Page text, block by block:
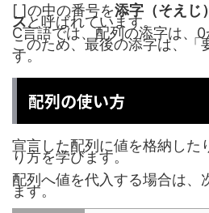
[ ]の中の番号を添字（そえじ）
スと呼ばれています。
C言語では、配列の添字は、0
このため、最後の添字は、「
す。
配列の使い方
宣言した配列に値を格納した
り方を学びます。
配列へ値を代入する場合は、
ます。